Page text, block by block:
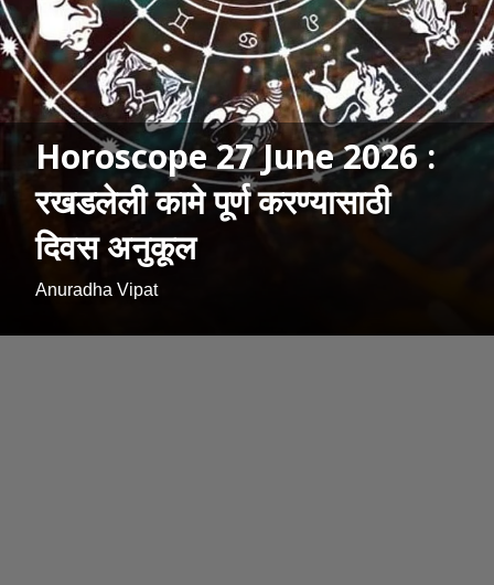
Horoscope 27 June 2026 :
रखडलेली कामे पूर्ण करण्यासाठी
दिवस अनुकूल
Anuradha Vipat